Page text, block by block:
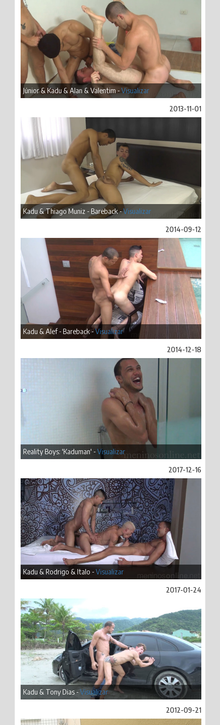
Júnior & Kadu & Alan & Valentim -Visualizar
2013-11-01
Kadu & Thiago Muniz - Bareback -Visualizar
2014-09-12
Kadu & Alef - Bareback -Visualizar
2014-12-18
Reality Boys: 'Kaduman' -Visualizar
2017-12-16
Kadu & Rodrigo & Italo -Visualizar
2017-01-24
Kadu & Tony Dias -Visualizar
2012-09-21